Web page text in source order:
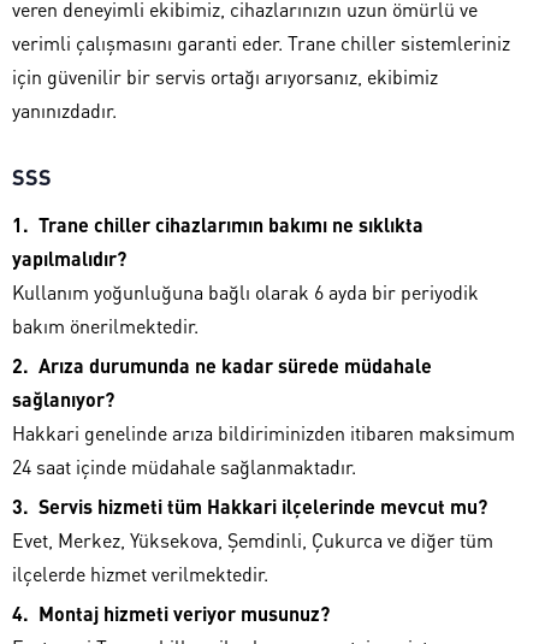
veren deneyimli ekibimiz, cihazlarınızın uzun ömürlü ve
verimli çalışmasını garanti eder. Trane chiller sistemleriniz
için güvenilir bir servis ortağı arıyorsanız, ekibimiz
yanınızdadır.
SSS
Trane chiller cihazlarımın bakımı ne sıklıkta
yapılmalıdır?
Kullanım yoğunluğuna bağlı olarak 6 ayda bir periyodik
bakım önerilmektedir.
Arıza durumunda ne kadar sürede müdahale
sağlanıyor?
Hakkari genelinde arıza bildiriminizden itibaren maksimum
24 saat içinde müdahale sağlanmaktadır.
Servis hizmeti tüm Hakkari ilçelerinde mevcut mu?
Evet, Merkez, Yüksekova, Şemdinli, Çukurca ve diğer tüm
ilçelerde hizmet verilmektedir.
Montaj hizmeti veriyor musunuz?